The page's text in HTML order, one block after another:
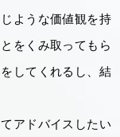
ような価値観を持
をくみ取ってもら
してくれるし、結
アドバイスしたい